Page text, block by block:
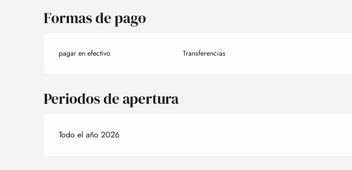
Formas de pago
pagar en efectivo Transferencias
Periodos de apertura
Todo el año 2026